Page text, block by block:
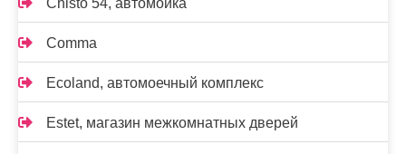
Chisto 54, автомойка
Comma
Ecoland, автомоечный комплекс
Estet, магазин межкомнатных дверей